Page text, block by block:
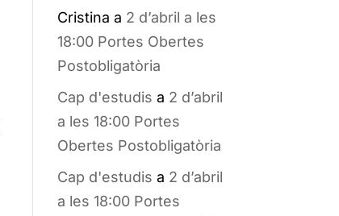
Cristina a 2 d’abril a les
18:00 Portes Obertes
Postobligatòria
Cap d'estudis a 2 d’abril
a les 18:00 Portes
Obertes Postobligatòria
Cap d'estudis a 2 d’abril
a les 18:00 Portes